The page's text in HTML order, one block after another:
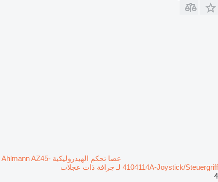
عصا تحكم الهيدروليكية Ahlmann AZ45-
4104114A-Joystick/Steuergriff لـ جرافة ذات عجلات
4